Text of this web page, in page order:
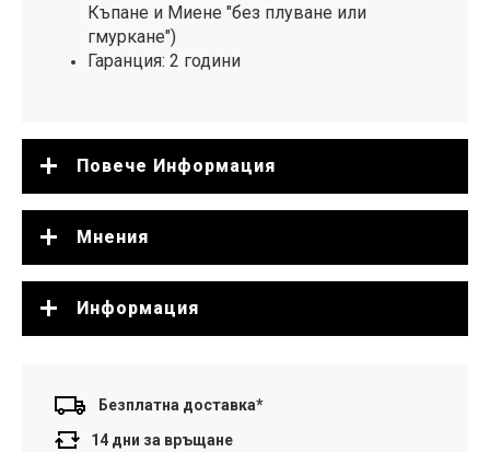
Къпане и Миене "без плуване или
гмуркане")
Гаранция: 2 години
Повече Информация
Мнения
Информация
Безплатна доставка*
14 дни за връщане